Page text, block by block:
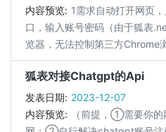
内容预览: 1需求自动打开网页
口，输入账号密码（由于狐表
览器，无法控制第三方Chrome
狐表对接Chatgpt的Api
发表日期: 2023-12-07
内容预览:
（前提，①需要你